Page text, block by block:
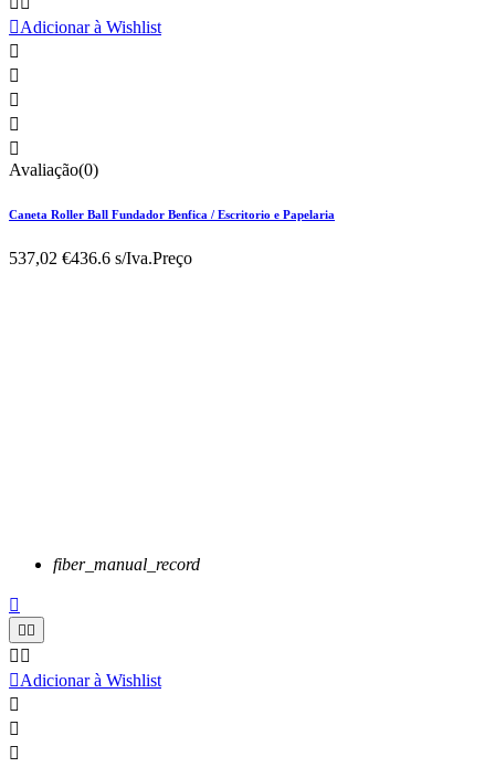
Adicionar à Wishlist





Avaliação(0)
Caneta Roller Ball Fundador Benfica / Escritorio e Papelaria
537,02 €436.6 s/Iva.Preço
fiber_manual_record

 
 
Adicionar à Wishlist


